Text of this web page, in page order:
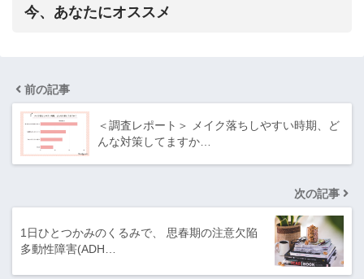
今、あなたにオススメ
前の記事
＜調査レポート＞ メイク落ちしやすい時期、ど
んな対策してますか…
次の記事
1日ひとつかみのくるみで、 思春期の注意欠陥
多動性障害(ADH…